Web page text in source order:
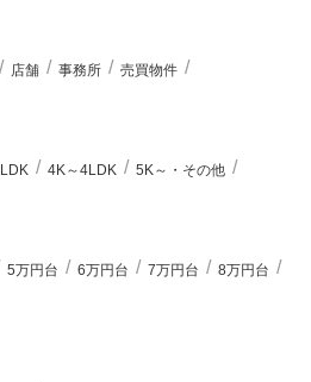
店舗 事務所 売買物件
4K～4LDK 5K～・その他
5万円台 6万円台 7万円台
8万円台